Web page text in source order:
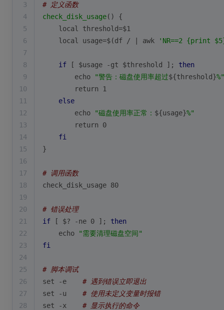
3
# 定义函数
4
check_disk_usage() {
5
local threshold=$1
6
local usage=$(df / | awk
'NR==2 {print
7
8
if [ $usage -gt $threshold ]; then
9
echo "警告：磁盘使用率超过${threshold}%"
10
return 1
11
else
12
echo "磁盘使用率正常： ${usage}%"
13
return 0
14
fi
15
}
16
17
# 调用函数
18
check_disk_usage 80
19
20
# 错误处理
21
if [ $? -ne 0 ]; then
22
echo
"需要清理磁盘空间"
23
fi
24
25
# 脚本调试
26
set -e # 遇到错误立即退出
27
set -u # 使用未定义变量时报错
28
set -x # 显示执行的命令